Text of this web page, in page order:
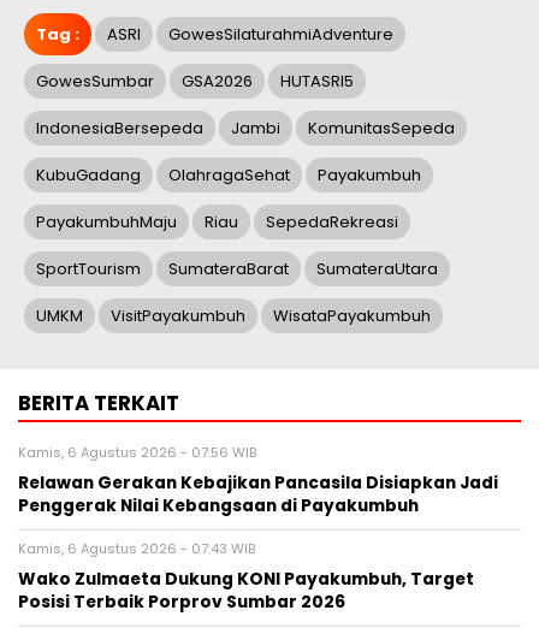
Tag : ASRI GowesSilaturahmiAdventure
GowesSumbar GSA2026 HUTASRI5
IndonesiaBersepeda Jambi KomunitasSepeda
KubuGadang OlahragaSehat Payakumbuh
PayakumbuhMaju Riau SepedaRekreasi
SportTourism SumateraBarat SumateraUtara
UMKM VisitPayakumbuh WisataPayakumbuh
BERITA TERKAIT
Kamis, 6 Agustus 2026 - 07:56 WIB
Relawan Gerakan Kebajikan Pancasila Disiapkan Jadi
Penggerak Nilai Kebangsaan di Payakumbuh
Kamis, 6 Agustus 2026 - 07:43 WIB
Wako Zulmaeta Dukung KONI Payakumbuh, Target
Posisi Terbaik Porprov Sumbar 2026